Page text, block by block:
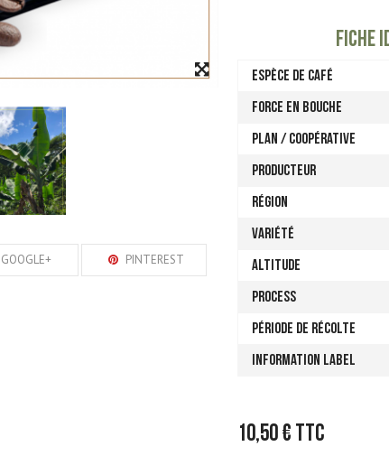
GOOGLE+ PINTEREST
FICHE
ESPÈCE DE CAFÉ
FORCE EN BOUCHE
PLAN / COOPÉRATIVE
PRODUCTEUR
RÉGION
VARIÉTÉ
ALTITUDE
PROCESS
PÉRIODE DE RÉCOLTE
INFORMATION LABEL
10,50 €TTC